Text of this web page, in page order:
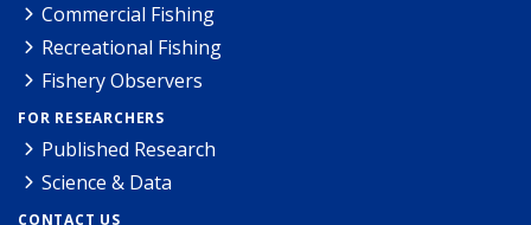
Commercial Fishing
Recreational Fishing
Fishery Observers
FOR RESEARCHERS
Published Research
Science & Data
CONTACT US